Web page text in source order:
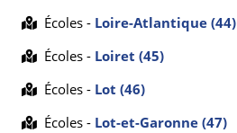
Écoles - Loire-Atlantique (44)
Écoles - Loiret (45)
Écoles - Lot (46)
Écoles - Lot-et-Garonne (47)